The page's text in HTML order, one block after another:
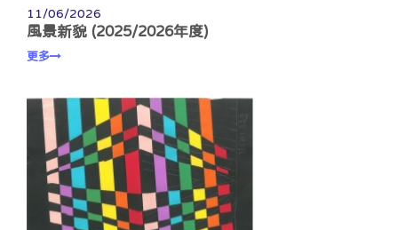
11/06/2026
風景新貌 (2025/2026年度)
更多